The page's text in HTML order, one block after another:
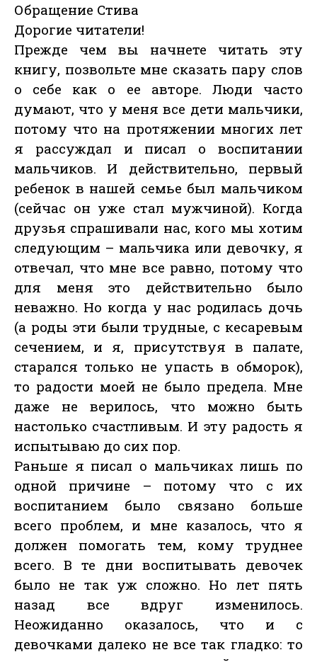
Обращение Стива
Дорогие читатели!
Прежде чем вы начнете читать эту
книгу, позвольте мне сказать пару слов
о себе как о ее авторе. Люди часто
думают, что у меня все дети мальчики,
потому что на протяжении многих лет
я рассуждал и писал о воспитании
мальчиков. И действительно, первый
ребенок в нашей семье был мальчиком
(сейчас он уже стал мужчиной). Когда
друзья спрашивали нас, кого мы хотим
следующим – мальчика или девочку, я
отвечал, что мне все равно, потому что
для меня это действительно было
неважно. Но когда у нас родилась дочь
(а роды эти были трудные, с кесаревым
сечением, и я, присутствуя в палате,
старался только не упасть в обморок),
то радости моей не было предела. Мне
даже не верилось, что можно быть
настолько счастливым. И эту радость я
испытываю до сих пор.
Раньше я писал о мальчиках лишь по
одной причине – потому что с их
воспитанием было связано больше
всего проблем, и мне казалось, что я
должен помогать тем, кому труднее
всего. В те дни воспитывать девочек
было не так уж сложно. Но лет пять
назад все вдруг изменилось.
Неожиданно оказалось, что и с
девочками далеко не все так гладко: то